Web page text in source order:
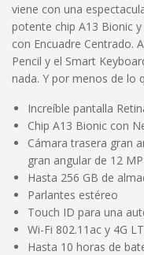
viene con una
potente chip A13 Bionic
con Encuadre Centrado.
Pencil y el Smart
nada. Y por menos de lo
Increíble pantalla
Chip A13 Bionic con
Cámara trasera gran
gran angular de 12
Hasta 256 GB de
Parlantes estéreo
Touch ID para una
Wi-Fi 802.11ac y 4G
Hasta 10 horas de